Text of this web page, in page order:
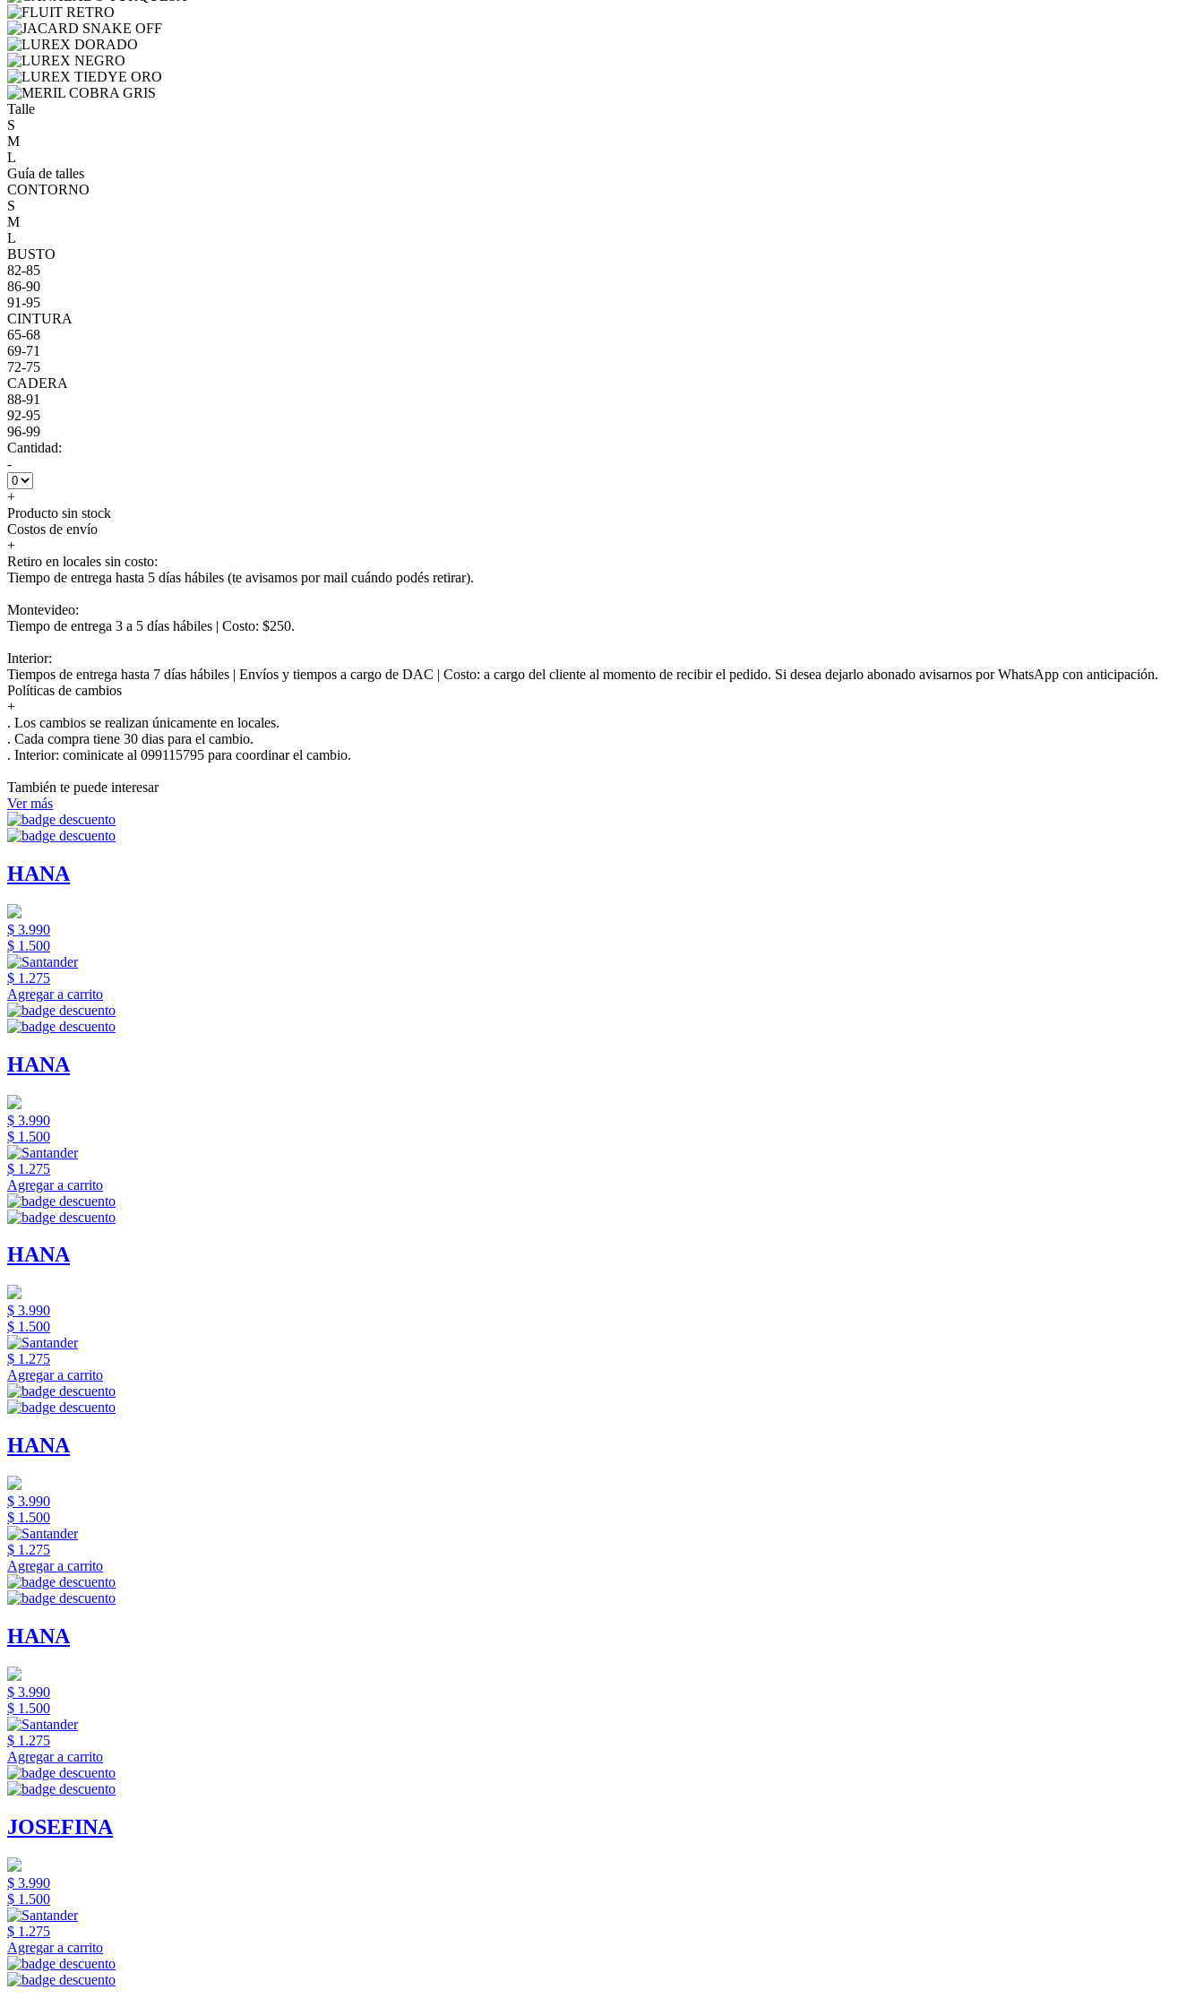
Talle
S
M
L
Guía de talles
CONTORNO
S
M
L
BUSTO
82-85
86-90
91-95
CINTURA
65-68
69-71
72-75
CADERA
88-91
92-95
96-99
Cantidad:
-
+
Producto sin stock
Costos de envío
+
Retiro en locales sin costo:
Tiempo de entrega hasta 5 días hábiles (te avisamos por mail cuándo podés retirar).
Montevideo:
Tiempo de entrega 3 a 5 días hábiles | Costo: $250.
Interior:
Tiempos de entrega hasta 7 días hábiles | Envíos y tiempos a cargo de DAC | Costo: a cargo del cliente al momento de recibir el pedido. Si desea dejarlo abonado avisarnos por WhatsApp con anticipación.
Políticas de cambios
+
. Los cambios se realizan únicamente en locales.
. Cada compra tiene 30 dias para el cambio.
. Interior: cominicate al 099115795 para coordinar el cambio.
También te puede interesar
Ver más
HANA
$ 3.990
$ 1.500
$ 1.275
Agregar a carrito
HANA
$ 3.990
$ 1.500
$ 1.275
Agregar a carrito
HANA
$ 3.990
$ 1.500
$ 1.275
Agregar a carrito
HANA
$ 3.990
$ 1.500
$ 1.275
Agregar a carrito
HANA
$ 3.990
$ 1.500
$ 1.275
Agregar a carrito
JOSEFINA
$ 3.990
$ 1.500
$ 1.275
Agregar a carrito